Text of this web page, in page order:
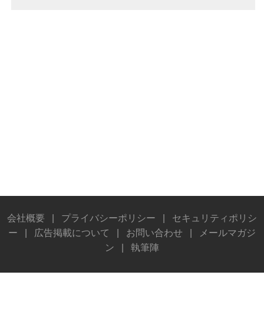
会社概要 プライバシーポリシー
セキュリティポリシ
ー
広告掲載について お問い合わせ
メールマガジ
ン
執筆陣